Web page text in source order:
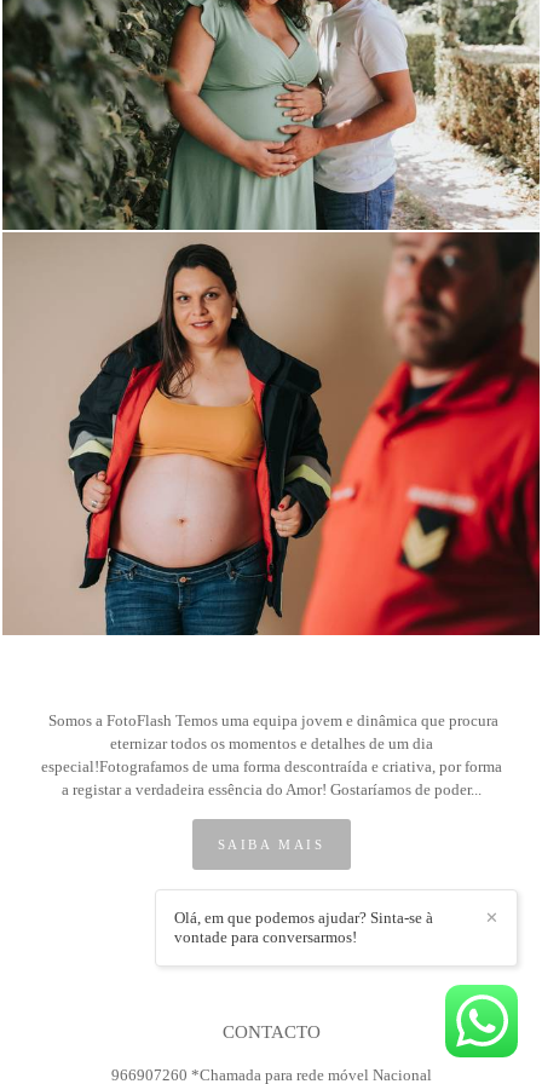
22
29
Somos a FotoFlash Temos uma equipa jovem e dinâmica que procura
eternizar todos os momentos e detalhes de um dia
especial!Fotografamos de uma forma descontraída e criativa, por forma
a registar a verdadeira essência do Amor! Gostaríamos de poder...
SAIBA MAIS
FACEBOOK
CONTACTO
966907260 *Chamada para rede móvel Nacional
✕
Olá, em que podemos ajudar? Sinta-se à
vontade para conversarmos!